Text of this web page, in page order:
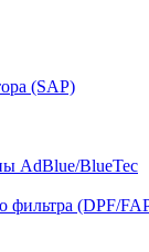
(SAP)
AdBlue/BlueTec
фильтра (DPF/